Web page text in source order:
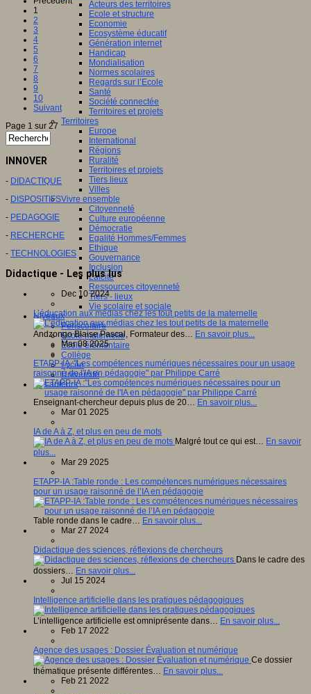
Acteurs des territoires
Ecole et structure
Economie
Ecosystème éducatif
Génération internet
Handicap
Mondialisation
Normes scolaires
Regards sur l’Ecole
Santé
Société connectée
Territoires et projets
Territoires
Europe
International
Régions
Ruralité
Territoires et projets
Tiers lieux
Villes
Vivre ensemble
Citoyenneté
Culture européenne
Démocratie
Egalité Hommes/Femmes
Ethique
Gouvernance
Inclusion
Laïcité
Ressources citoyenneté
Tiers - lieux
Vie scolaire et sociale
Niveaux
Périscolaire
Ecole maternelle
Ecole élémentaire
Collège
Lycée
Université
Les auteurs
1
2
3
4
5
6
7
8
9
10
Suivant
Page 1 sur 27
INNOVER
- DIDACTIQUE
- DISPOSITIFS
- PEDAGOGIE
- RECHERCHE
- TECHNOLOGIES
Didactique - Les plus lus
Dec 10 2024
L’éducation aux médias chez les tout petits de la maternelle
Andzongo Blaise Pascal, Formateur des… En savoir plus...
Mar 08 2025
ETAPP-IA :"Les compétences numériques nécessaires pour un usage
raisonné de l'IA en pédagogie" par Philippe Carré
Enseignant-chercheur depuis plus de 20… En savoir plus...
Mar 01 2025
IA de A à Z, et plus en peu de mots
Malgré tout ce qui est… En savoir
plus...
Mar 29 2025
ETAPP-IA :Table ronde : Les compétences numériques nécessaires
pour un usage raisonné de l’IA en pédagogie
Table ronde dans le cadre… En savoir plus...
Mar 27 2024
Didactique des sciences, réflexions de chercheurs
Dans le cadre des
dossiers… En savoir plus...
Jul 15 2024
Intelligence artificielle dans les pratiques pédagogiques
L’intelligence artificielle est omniprésente dans… En savoir plus...
Feb 17 2022
Agence des usages : Dossier Évaluation et numérique
Ce dossier
thématique présente différentes… En savoir plus...
Feb 21 2022